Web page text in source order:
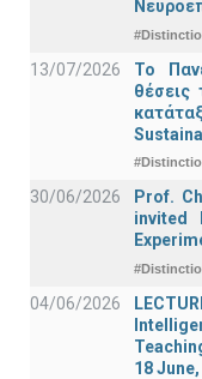
13/07/2026
Το
θέσεις
30/06/2026
Prof.
invited
04/06/2026
18